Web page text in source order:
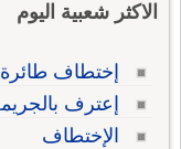
الاكثر شعبية اليوم
إختطاف طائرة
إعترف
الإختطاف